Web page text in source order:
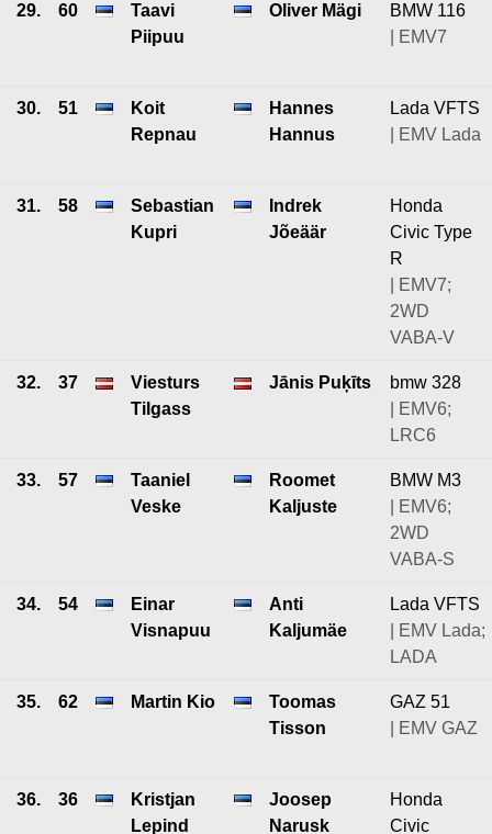
29. 60
Taavi
Piipuu
Oliver Mägi
BMW 116
| EMV7
30. 51
Koit
Repnau
Hannes
Hannus
Lada VFTS
| EMV Lada
31. 58
Sebastian
Kupri
Indrek
Jõeäär
Honda
Civic Type
R
| EMV7;
2WD
VABA-V
32. 37
Viesturs
Tilgass
Jānis Puķīts
bmw 328
| EMV6;
LRC6
33. 57
Taaniel
Veske
Roomet
Kaljuste
BMW M3
| EMV6;
2WD
VABA-S
34. 54
Einar
Visnapuu
Anti
Kaljumäe
Lada VFTS
| EMV Lada;
LADA
35. 62 Martin Kio
Toomas
Tisson
GAZ 51
| EMV GAZ
36. 36
Kristjan
Lepind
Joosep
Narusk
Honda
Civic